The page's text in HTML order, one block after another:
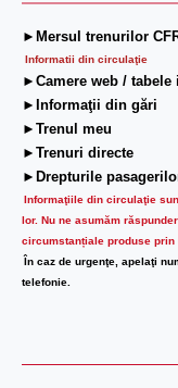
►Mersul trenurilor
Informatii din circulaţie
►Camere web / tabele
►Informaţii din gări
►Trenul meu
►Trenuri directe
►Drepturile
Informaţiile din circulaţie
lor. Nu ne asumăm
circumstanțiale produse
În caz de urgenţe, apelaţi
telefonie.